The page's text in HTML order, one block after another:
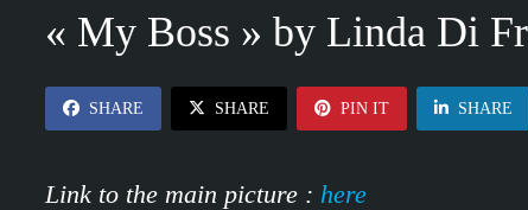
« My Boss » by Linda Di
SHARE SHARE PIN IT SHARE
Link to the main picture : here